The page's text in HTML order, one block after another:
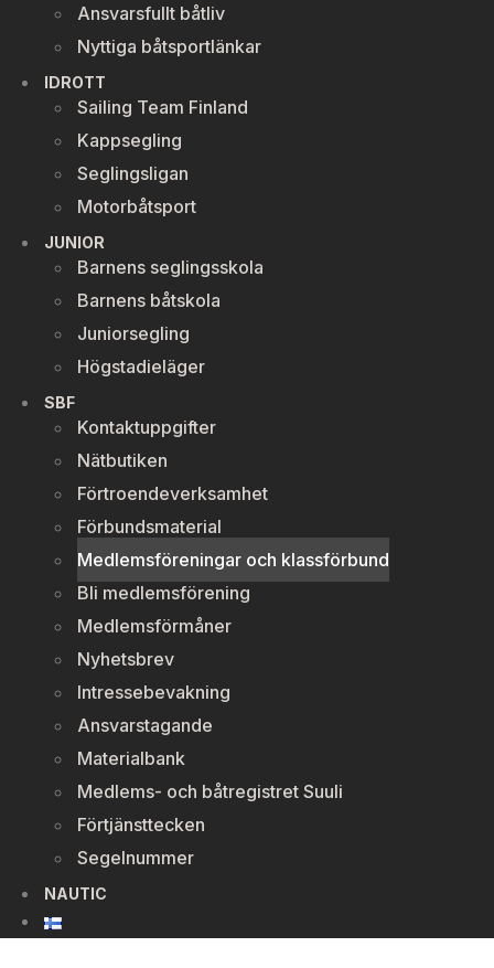
Ansvarsfullt båtliv
Nyttiga båtsportlänkar
IDROTT
Sailing Team Finland
Kappsegling
Seglingsligan
Motorbåtsport
JUNIOR
Barnens seglingsskola
Barnens båtskola
Juniorsegling
Högstadieläger
SBF
Kontaktuppgifter
Nätbutiken
Förtroendeverksamhet
Förbundsmaterial
Medlemsföreningar och klassförbund
Bli medlemsförening
Medlemsförmåner
Nyhetsbrev
Intressebevakning
Ansvarstagande
Materialbank
Medlems- och båtregistret Suuli
Förtjänsttecken
Segelnummer
NAUTIC